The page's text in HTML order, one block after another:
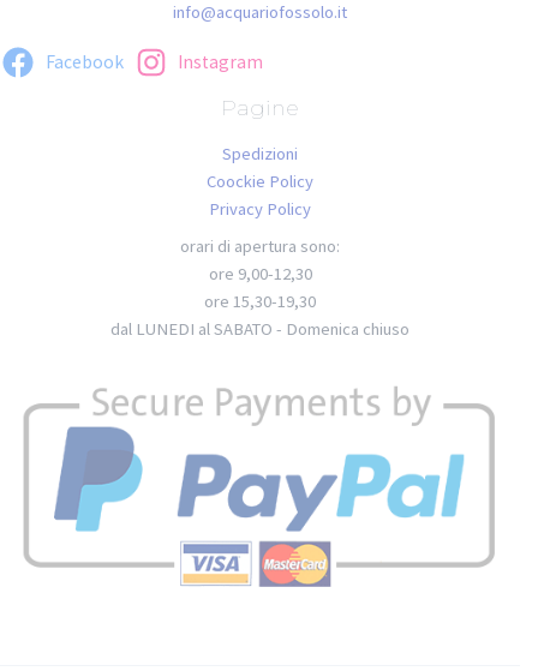
info@acquariofossolo.it
Facebook Instagram
Pagine
Spedizioni
Coockie Policy
Privacy Policy
orari di apertura sono:
ore 9,00-12,30
ore 15,30-19,30
dal LUNEDI al SABATO - Domenica chiuso